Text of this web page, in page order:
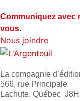
Communiquez avec
vous.
Nous joindre
La compagnie
566, rue Principale
Lachute, Québec